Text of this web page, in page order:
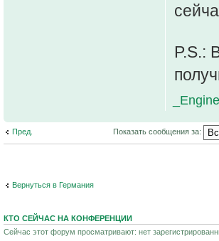
P.S.:
Пред. Показать сообщения за:
Вернуться в Германия
КТО СЕЙЧАС НА КОНФЕРЕНЦИИ
Сейчас этот форум просматривают: нет